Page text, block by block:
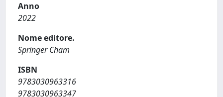
Anno
2022
Nome editore.
Springer Cham
ISBN
9783030963316
9783030963347